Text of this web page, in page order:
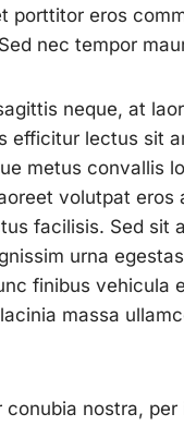
porttitor eros
nec tempor
neque, at
efficitur lectus sit
metus convallis
volutpat eros
facilisis. Sed sit
urna
finibus vehicula
massa
nostra, per